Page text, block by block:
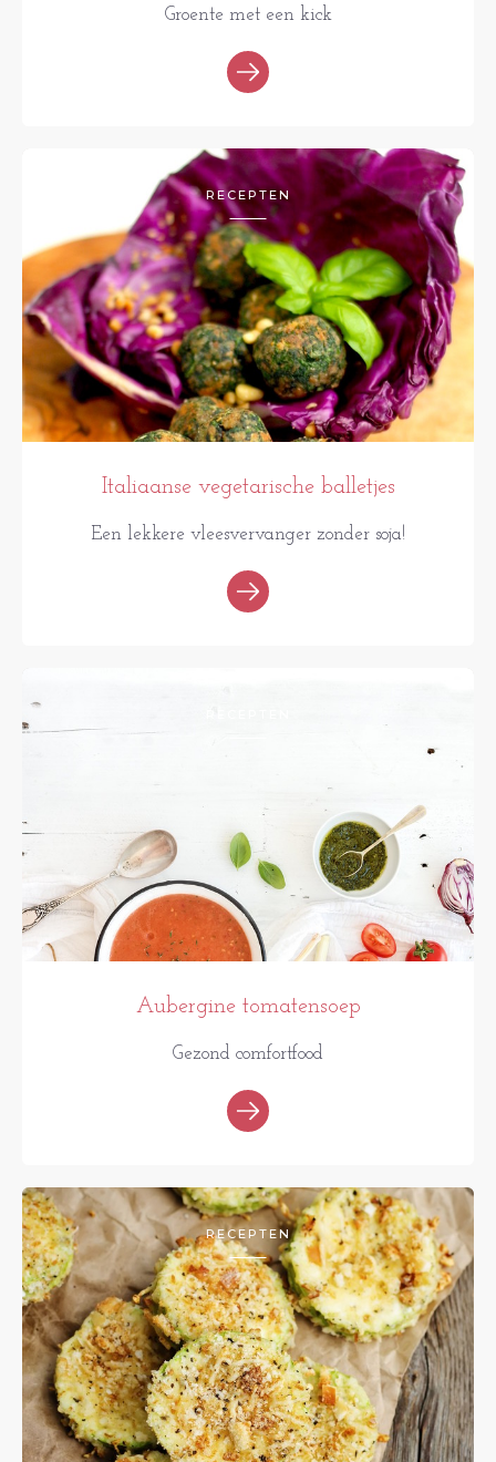
Groente met een kick
RECEPTEN
Italiaanse vegetarische balletjes
Een lekkere vleesvervanger zonder soja!
Aubergine tomatensoep
Gezond comfortfood
RECEPTEN